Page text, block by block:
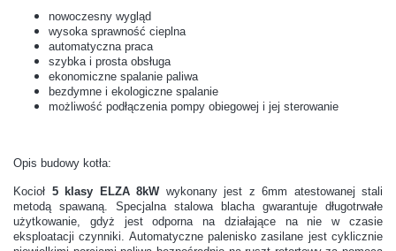
nowoczesny wygląd
wysoka sprawność cieplna
automatyczna praca
szybka i prosta obsługa
ekonomiczne spalanie paliwa
bezdymne i ekologiczne spalanie
możliwość podłączenia pompy obiegowej i jej sterowanie
Opis budowy kotła:
Kocioł 5 klasy ELZA 8kWwykonany jest z 6mm atestowanej stali
metodą spawaną. Specjalna stalowa blacha gwarantuje długotrwałe
użytkowanie, gdyż jest odporna na działające na nie w czasie
eksploatacji czynniki. Automatyczne palenisko zasilane jest cyklicznie